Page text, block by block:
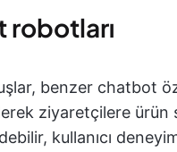
robotları
benzer chatbot
ziyaretçilere ürün
kullanıcı